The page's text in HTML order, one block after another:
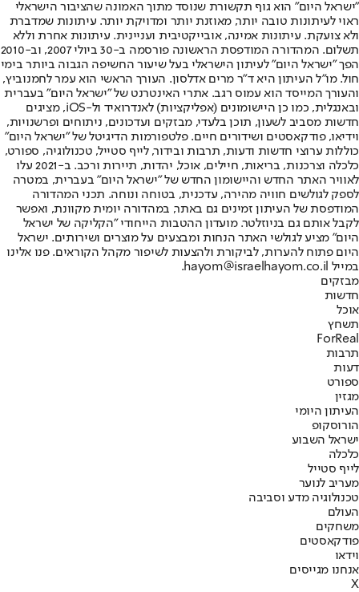
"ישראל היום" הוא גוף תקשורת שנוסד מתוך האמונה שהציבור הישראלי
ראוי לעיתונות טובה יותר, מאוזנת יותר ומדויקת יותר. עיתונות שמדברת
ולא צועקת. עיתונות אמינה, אובייקטיבית ועניינית. עיתונות אחרת וללא
תשלום. המהדורה המודפסת הראשונה פורסמה ב-30 ביולי 2007, וב-2010
הפך "ישראל היום" לעיתון הישראלי בעל שיעור החשיפה הגבוה ביותר בימי
חול. מו"ל העיתון היא ד"ר מרים אדלסון. העורך הראשי הוא עמר לחמנוביץ,
והעורך המייסד הוא עמוס רגב. אתרי האינטרנט של "ישראל היום" בעברית
ובאנגלית, כמו כן היישומונים (אפליקציות) לאנדרואיד ול-iOS, מציגים
חדשות מסביב לשעון, תוכן בלעדי, מבזקים ועדכונים, ניתוחים ופרשנויות,
וידיאו, פודקאסטים ושידורים חיים. פלטפורמות הדיגיטל של "ישראל היום"
כוללות ערוצי חדשות ודעות, תרבות ובידור, לייף סטייל, טכנולוגיה, ספורט,
כלכלה וצרכנות, בריאות, חיילים, אוכל, יהדות, תיירות ורכב. ב-2021 עלו
לאוויר האתר החדש והיישומון החדש של "ישראל היום" בעברית, במטרה
לספק לגולשים חוויה מהירה, עדכנית, בטוחה ונוחה. תכני המהדורה
המודפסת של העיתון זמינים גם באתר, במהדורה יומית מקוונת, ואפשר
לקבל אותם גם בניוזלטר. מועדון ההטבות הייחודי "הקליקה של ישראל
היום" מציע לגולשי האתר הנחות ומבצעים על מוצרים ושירותים. ישראל
היום פתוח להערות, לביקורת ולהצעות לשיפור מקהל הקוראים. פנו אלינו
במייל hayom@israelhayom.co.il.
מבזקים
חדשות
אוכל
תשחץ
ForReal
תרבות
דעות
ספורט
מגזין
העיתון היומי
הורוסקופ
ישראל השבוע
כלכלה
לייף סטייל
מעריב לנוער
טכנולוגיה מדע וסביבה
העולם
משחקים
פודקאסטים
וידאו
אנחנו מגייסים
X